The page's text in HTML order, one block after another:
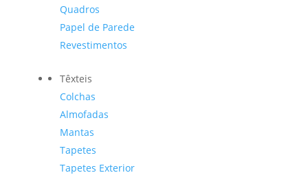
Quadros
Papel de Parede
Revestimentos
Têxteis
Colchas
Almofadas
Mantas
Tapetes
Tapetes Exterior